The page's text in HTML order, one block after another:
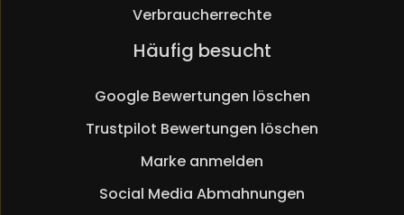
Verbraucherrechte
Häufig besucht
Google Bewertungen löschen
Trustpilot Bewertungen löschen
Marke anmelden
Social Media Abmahnungen